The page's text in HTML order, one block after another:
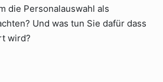
die Personalauswahl als
Und was tun Sie dafür dass
wird?